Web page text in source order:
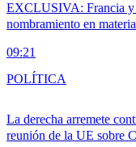
EXCLUSIVA: Francia y
nombramiento en
09:21
La derecha arremete
reunión de la UE sobre
POLÍTICA